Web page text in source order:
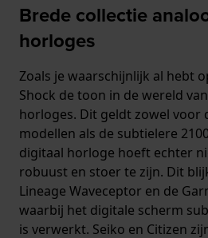
Brede collectie
horloges
Zoals je waarschijnlijk al hebt
Shock de toon in de wereld
horloges. Dit geldt zowel voor
modellen als de subtielere
digitaal horloge hoeft echter
robuust en stoer te zijn. Dit
Lineage Waveceptor en de
waarbij het digitale scherm
is verwerkt. Seiko en Citizen